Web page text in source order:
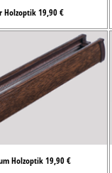
Holzoptik 19,90 €
Holzoptik 19,90 €